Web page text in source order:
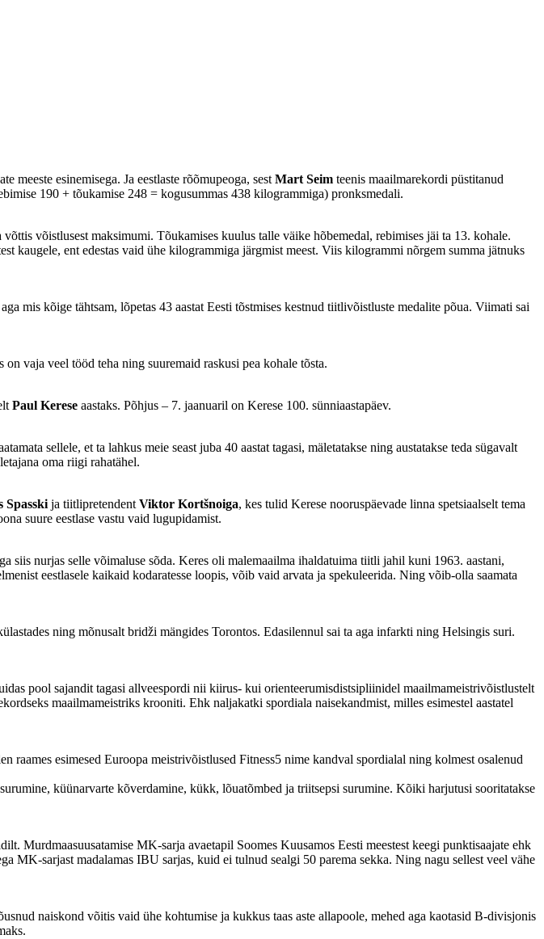
esinemisega. Ja eestlaste rõõmupeoga, sestMart Seim teenis maailmarekordi püstitanud
190 + tõukamise 248 = kogusummas 438 kilogrammiga) pronksmedali.
võistlusest maksimumi. Tõukamises kuulus talle väike hõbemedal, rebimises jäi ta 13. kohale.
kaugele, ent edestas vaid ühe kilogrammiga järgmist meest. Viis kilogrammi nõrgem summa jätnuks
mis kõige tähtsam, lõpetas 43 aastat Eesti tõstmises kestnud tiitlivõistluste medalite põua. Viimati sai
vaja veel tööd teha ning suuremaid raskusi pea kohale tõsta.
Paul Kerese aastaks. Põhjus – 7. jaanuaril on Kerese 100. sünniaastapäev.
sellele, et ta lahkus meie seast juba 40 aastat tagasi, mäletatakse ning austatakse teda sügavalt
oma riigi rahatähel.
Spasskija tiitlipretendentViktor Kortšnoiga, kes tulid Kerese nooruspäevade linna spetsiaalselt tema
suure eestlase vastu vaid lugupidamist.
siis nurjas selle võimaluse sõda. Keres oli malemaailma ihaldatuima tiitli jahil kuni 1963. aastani,
eestlasele kaikaid kodaratesse loopis, võib vaid arvata ja spekuleerida. Ning võib-olla saamata
ning mõnusalt bridži mängides Torontos. Edasilennul sai ta aga infarkti ning Helsingis suri.
pool sajandit tagasi allveespordi nii kiirus- kui orienteerumisdistsipliinidel maailmameistrivõistlustelt
maailmameistriks krooniti. Ehk naljakatki spordiala naisekandmist, milles esimestel aastatel
raames esimesed Euroopa meistrivõistlused Fitness5 nime kandval spordialal ning kolmest osalenud
küünarvarte kõverdamine, kükk, lõuatõmbed ja triitsepsi surumine. Kõiki harjutusi sooritatakse
Murdmaasuusatamise MK-sarja avaetapil Soomes Kuusamos Eesti meestest keegi punktisaajate ehk
MK-sarjast madalamas IBU sarjas, kuid ei tulnud sealgi 50 parema sekka. Ning nagu sellest veel vähe
naiskond võitis vaid ühe kohtumise ja kukkus taas aste allapoole, mehed aga kaotasid B-divisjonis